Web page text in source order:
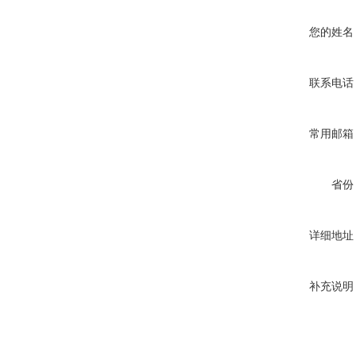
您的姓名
联系电话
常用邮箱
省份
详细地址
补充说明